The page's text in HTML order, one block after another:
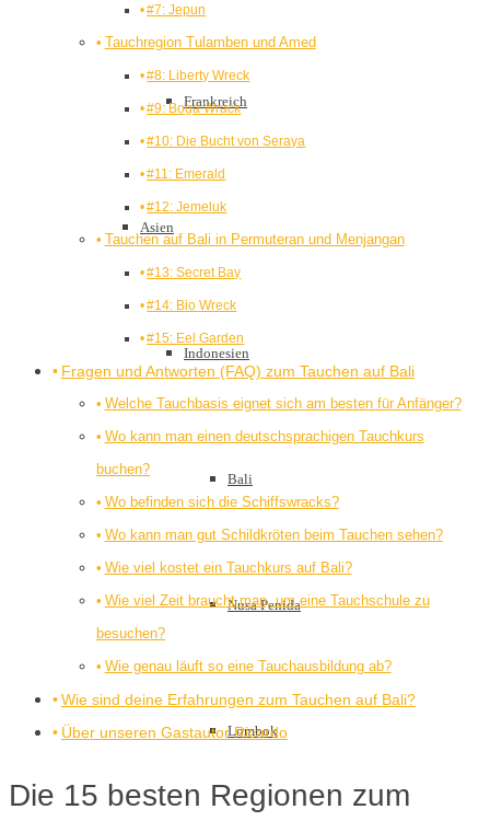
Frankreich
Asien
Indonesien
Bali
Nusa Penida
Lombok
#7: Jepun
Tauchregion Tulamben und Amed
#8: Liberty Wreck
#9: Boga Wrack
#10: Die Bucht von Seraya
#11: Emerald
#12: Jemeluk
Tauchen auf Bali in Permuteran und Menjangan
#13: Secret Bay
#14: Bio Wreck
#15: Eel Garden
Fragen und Antworten (FAQ) zum Tauchen auf Bali
Welche Tauchbasis eignet sich am besten für Anfänger?
Wo kann man einen deutschsprachigen Tauchkurs
buchen?
Wo befinden sich die Schiffswracks?
Wo kann man gut Schildkröten beim Tauchen sehen?
Wie viel kostet ein Tauchkurs auf Bali?
Wie viel Zeit braucht man, um eine Tauchschule zu
besuchen?
Wie genau läuft so eine Tauchausbildung ab?
Wie sind deine Erfahrungen zum Tauchen auf Bali?
Über unseren Gastautor Ricardo
Die 15 besten Regionen zum